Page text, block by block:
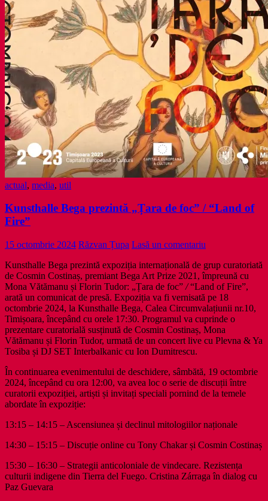
actual, media, util
Kunsthalle Bega prezintă „Țara de foc” / “Land of
Fire”
15 octombrie 2024 Răzvan Țupa Lasă un comentariu
Kunsthalle Bega prezintă expoziția internațională de grup curatoriată
de Cosmin Costinaș, premiant Bega Art Prize 2021, împreună cu
Mona Vătămanu și Florin Tudor: „Țara de foc” /“Land of Fire”,
arată un comunicat de presă. Expoziția va fi vernisată pe 18
octombrie 2024, la Kunsthalle Bega, Calea Circumvalațiunii nr.10,
Timișoara, începând cu orele 17:30. Programul va cuprinde o
prezentare curatorială susținută de Cosmin Costinaș, Mona
Vătămanu și Florin Tudor, urmată de un concert live cu Plevna & Ya
Tosiba și DJ SET Interbalkanic cu Ion Dumitrescu.
În continuarea evenimentului de deschidere, sâmbătă, 19 octombrie
2024, începând cu ora 12:00, va avea loc o serie de discuțiiîntre
curatorii expoziției, artiști și invitați speciali pornind de la temele
abordate în expoziție:
13:15 – 14:15 – Ascensiunea și declinul mitologiilor naționale
14:30 – 15:15 – Discuție online cu Tony Chakar și Cosmin Costinaș
15:30 – 16:30 – Strategii anticoloniale de vindecare. Rezistența
culturii indigene din Tierra del Fuego. Cristina Zárraga în dialog cu
Paz Guevara